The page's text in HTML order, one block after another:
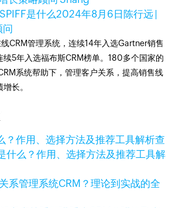
是什么2024年8月6日 陈行远 |
问
CRM管理系统，连续14年入选Gartner销售
续5年入选福布斯CRM榜单。180多个国家的
系统帮助下，管理客户关系，提高销售线
长。
查
什么？作用、选择方法及推荐工具解